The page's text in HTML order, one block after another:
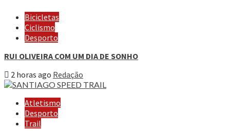
Bicicletas
Ciclismo
Desporto
RUI OLIVEIRA COM UM DIA DE SONHO
2 horas ago Redação
Atletismo
Desporto
Trail